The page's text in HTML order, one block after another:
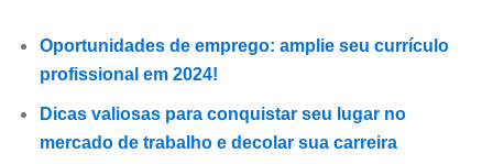
Oportunidades de emprego: amplie seu currículo
profissional em 2024!
Dicas valiosas para conquistar seu lugar no
mercado de trabalho e decolar sua carreira